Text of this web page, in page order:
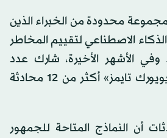
محدودة من الخبراء الذين
الاصطناعي لتقييم المخاطر
وفي الأشهر الأخيرة، شارك عدد
منهم مع صحيفة «نيويورك تايمز» أكثر من 12 محادثة
أن النماذج المتاحة للجمهور